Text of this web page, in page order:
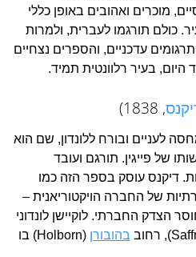
מוכרים ואהובים באופן כללי
כולם תורגמו לעברית, ולמרות
עדכניים, והספרים נצחיים
היום, בעיר רלוונטית תמיד.
, 1838)
לעניים ובורח ללונדון, שם הוא
של פייגין. תורגם ועובד
דיקנס עוסק בספר הזה כמו
של החברה הויקטוריאנית –
הצדק החברתי. לוקיישן לונדוני
בהובורן
(Holborn) בו